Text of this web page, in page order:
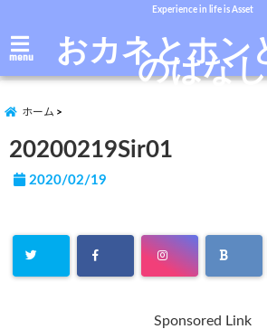
Experience in life is Asset
menu おカネとホン
のはなし
ホーム
20200219Sir01
2020/02/19
Sponsored Link